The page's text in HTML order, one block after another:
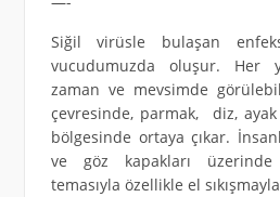
Siğil virüsle bulaşan
vucudumuzda oluşur. Her
zaman ve mevsimde
çevresinde, parmak, diz,
bölgesinde ortaya çıkar.
ve göz kapakları
temasıyla özellikle el